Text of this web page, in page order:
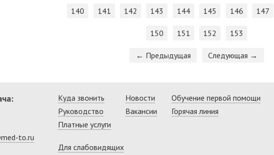
140 141 142 143 144 145 146 147
150 151 152 153
← Предыдущая Следующая →
to.ru
Куда звонить
Руководство
Платные услуги
Новости
Вакансии
Обучение первой помощи
Горячая линия
Для слабовидящих